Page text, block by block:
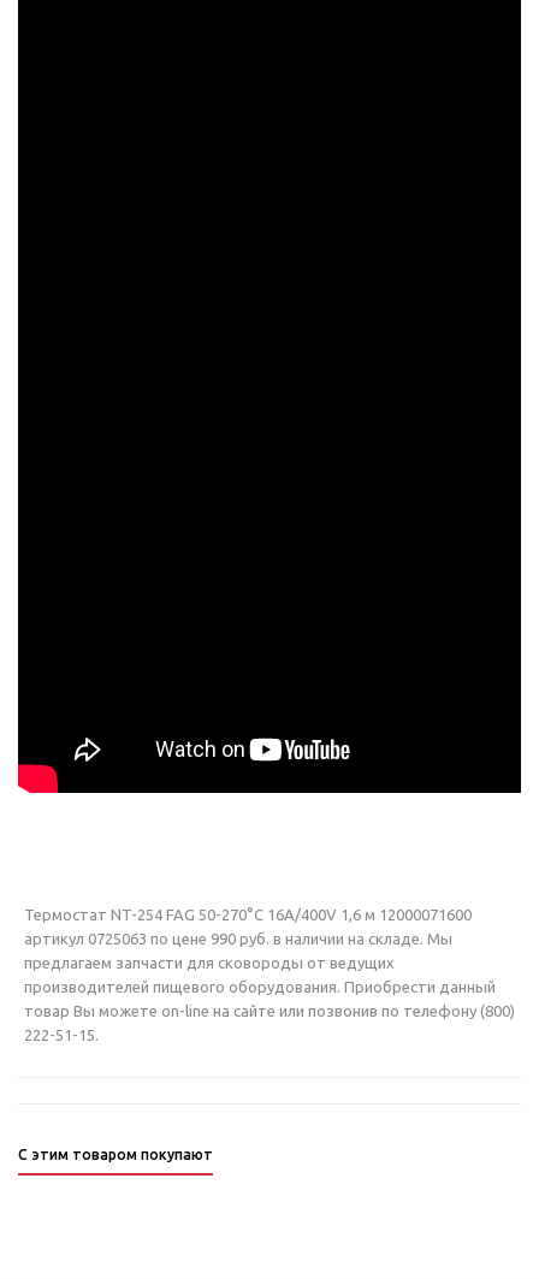
Термостат NT-254 FAG 50-270°С 16А/400V 1,6 м 12000071600
артикул 0725063 по цене 990 руб. в наличии на складе. Мы
предлагаем запчасти для сковороды от ведущих
производителей пищевого оборудования. Приобрести данный
товар Вы можете on-line на сайте или позвонив по телефону (800)
222-51-15.
С этим товаром покупают